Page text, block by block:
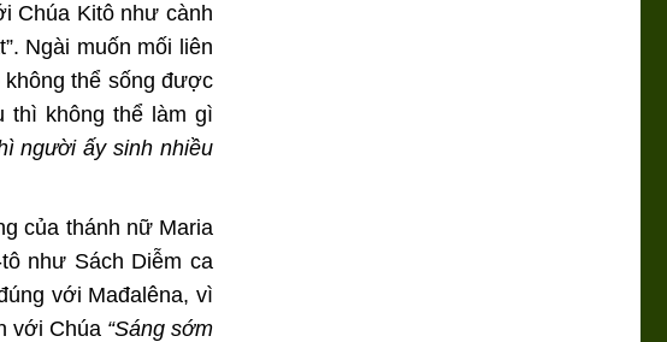
Chúa Kitô như cành
Ngài muốn mối liên
thể sống được
thì không thể làm gì
người ấy sinh nhiều
của thánh nữ Maria
như Sách Diễm ca
với Mađalêna, vì
với Chúa “Sáng sớm